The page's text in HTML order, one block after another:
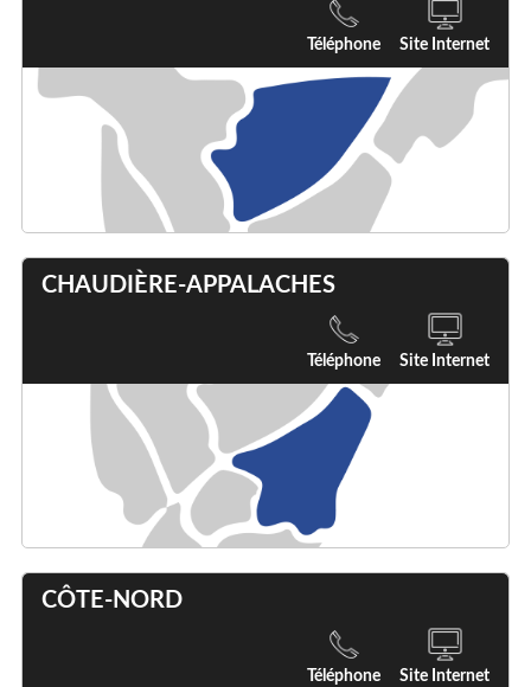
Téléphone Site Internet
CHAUDIÈRE-APPALACHES
Téléphone Site Internet
CÔTE-NORD
Téléphone Site Internet